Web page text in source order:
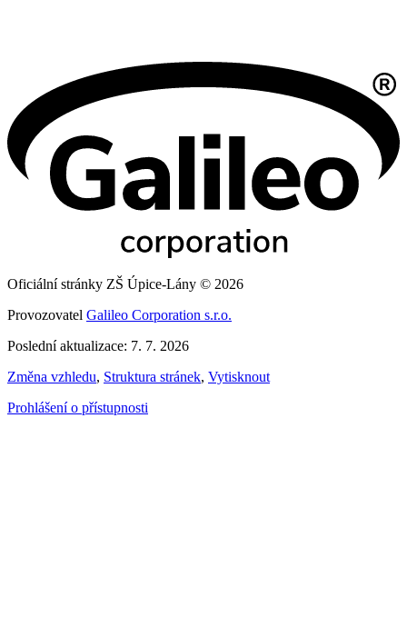
Oficiální stránky ZŠ Úpice-Lány © 2026
Provozovatel Galileo Corporation s.r.o.
Poslední aktualizace: 7. 7. 2026
Změna vzhledu, Struktura stránek, Vytisknout
Prohlášení o přístupnosti